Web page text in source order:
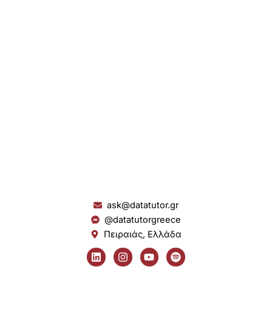
ask@datatutor.gr
@datatutorgreece
Πειραιάς, Ελλάδα
L
i
n
I
n
s
Y
o
u
S
p
o